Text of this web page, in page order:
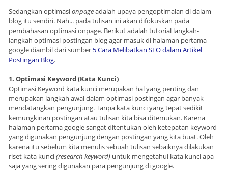
Sedangkan optimasionpageadalah upaya pengoptimalan di dalam
blog itu sendiri. Nah... pada tulisan ini akan difokuskan pada
pembahasan optimasi onpage. Berikut adalah tutorial langkah-
langkah optimasi postingan blog agar masuk di halaman pertama
google diambil dari sumber 5 Cara Melibatkan SEO dalam Artikel
Postingan Blog.
1. Optimasi Keyword (Kata Kunci)
Optimasi Keyword kata kunci merupakan hal yang penting dan
merupakan langkah awal dalam optimasi postingan agar banyak
mendatangkan pengunjung. Tanpa kata kunci yang tepat sedikit
kemungkinan postingan atau tulisan kita bisa ditemukan. Karena
halaman pertama google sangat ditentukan oleh ketepatan keyword
yang digunakan pengunjung dengan postingan yang kita buat. Oleh
karena itu sebelum kita menulis sebuah tulisan sebaiknya dilakukan
riset kata kunci(research keyword) untuk mengetahui kata kunci apa
saja yang sering digunakan para pengunjung di google.